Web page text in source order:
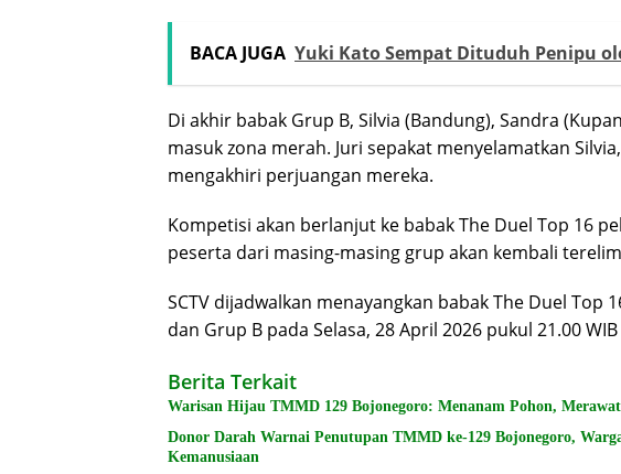
BACA JUGA Yuki Kato Sempat Dituduh Penipu
Di akhir babak Grup B, Silvia (Bandung), Sandra
masuk zona merah. Juri sepakat menyelamatkan
mengakhiri perjuangan mereka.
Kompetisi akan berlanjut ke babak The Duel Top 16
peserta dari masing-masing grup akan kembali
SCTV dijadwalkan menayangkan babak The Duel Top
dan Grup B pada Selasa, 28 April 2026 pukul 21.00
Berita Terkait
Warisan Hijau TMMD 129 Bojonegoro: Menanam Pohon, Merawat
Donor Darah Warnai Penutupan TMMD ke-129 Bojonegoro,
Kemanusiaan